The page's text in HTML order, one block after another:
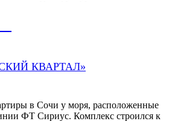
КВАРТАЛ»
в Сочи у моря, расположенные
ФТ Сириус. Комплекс строился к